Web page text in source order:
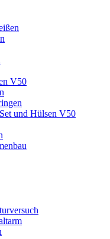
V50
und Hülsen V50